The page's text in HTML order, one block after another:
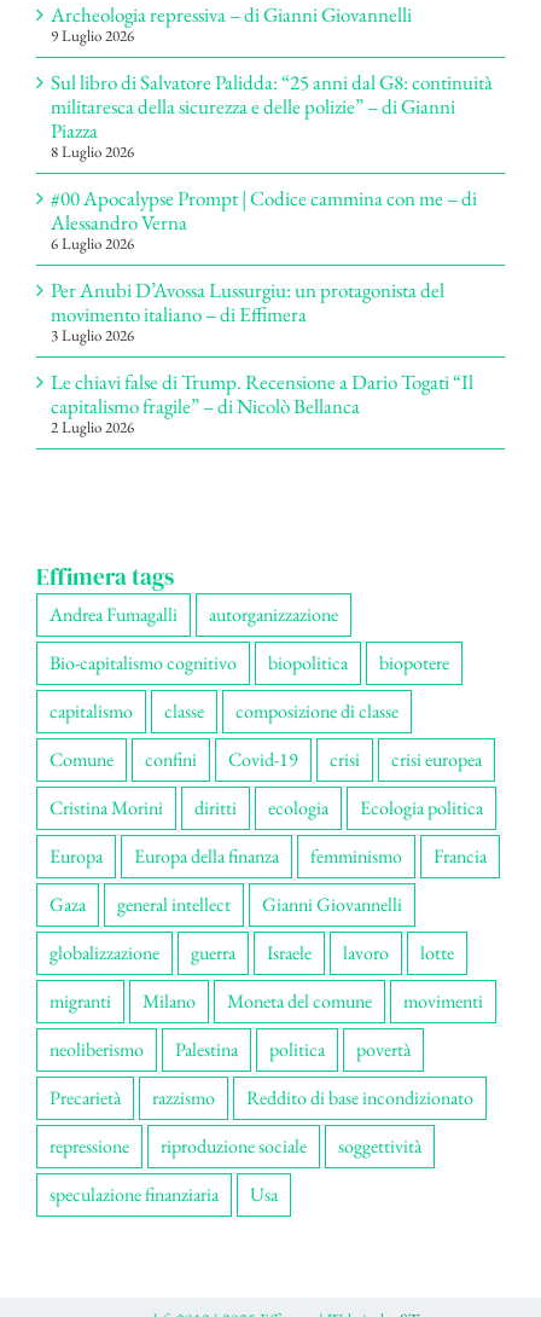
Archeologia repressiva – di Gianni Giovannelli
9 Luglio 2026
Sul libro di Salvatore Palidda: “25 anni dal G8: continuità
militaresca della sicurezza e delle polizie” – di Gianni
Piazza
8 Luglio 2026
#00 Apocalypse Prompt | Codice cammina con me – di
Alessandro Verna
6 Luglio 2026
Per Anubi D’Avossa Lussurgiu: un protagonista del
movimento italiano – di Effimera
3 Luglio 2026
Le chiavi false di Trump. Recensione a Dario Togati “Il
capitalismo fragile” – di Nicolò Bellanca
2 Luglio 2026
Effimera tags
Andrea Fumagalli
autorganizzazione
Bio-capitalismo cognitivo
biopolitica
biopotere
capitalismo
classe
composizione di classe
Comune
confini Covid-19 crisi
crisi europea
Cristina Morini
diritti ecologia
Ecologia politica
Europa
Europa della finanza femminismo
Francia
Gaza
general intellect
Gianni Giovannelli
globalizzazione
guerra Israele lavoro
lotte
migranti
Milano Moneta del comune
movimenti
neoliberismo
Palestina politica
povertà
Precarietà
razzismo
Reddito di base incondizionato
repressione
riproduzione sociale
soggettività
speculazione finanziaria
Usa